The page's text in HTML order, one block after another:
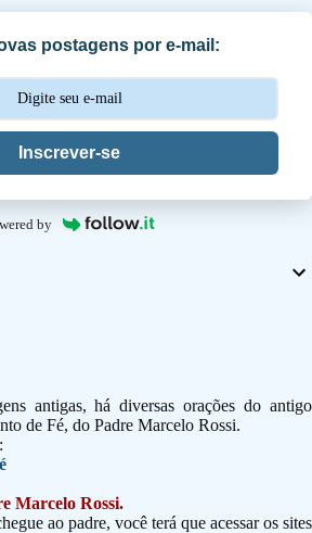
postagens por e-mail:
Inscrever-se
by
antigas, há diversas orações do antigo
de Fé, do Padre Marcelo Rossi.
Marcelo Rossi.
ao padre, você terá que acessar os sites